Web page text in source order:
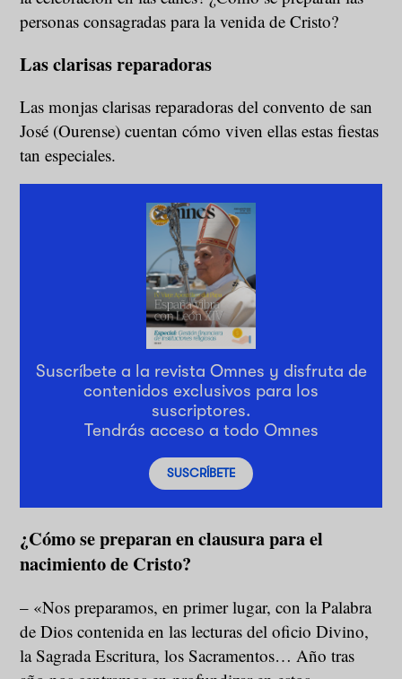
personas consagradas para la venida de Cristo?
Las clarisas reparadoras
Las monjas clarisas reparadoras del convento de san
José (Ourense) cuentan cómo viven ellas estas fiestas
tan especiales.
Suscríbete a la revista Omnes y disfruta de
contenidos exclusivos para los
suscriptores.
Tendrás acceso a todo Omnes
SUSCRÍBETE
¿Cómo se preparan en clausura para el
nacimiento de Cristo?
– «Nos preparamos, en primer lugar, con la Palabra
de Dios contenida en las lecturas del oficio Divino,
la Sagrada Escritura, los Sacramentos… Año tras